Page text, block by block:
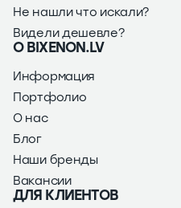
Не нашли что искали?
Видели дешевле?
О BIXENON.LV
Информация
Портфолио
О нас
Блог
Наши бренды
Вакансии
ДЛЯ КЛИЕНТОВ